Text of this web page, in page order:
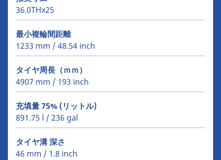
36.0THx25
最小複輪間距離
1233 mm / 48.54 inch
タイヤ周長（ｍｍ）
4907 mm / 193 inch
充填量 75% (リットル)
891.75 l / 236 gal
タイヤ溝 深さ
46 mm / 1.8 inch